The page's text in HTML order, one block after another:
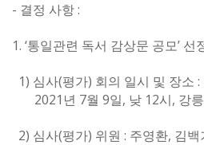
- 결정 사항 :
1. ‘통일관련 독서 감상문 공모’ 선
1) 심사(평가) 회의 일시 및 장소 :
2021 년 7월 9일, 낮 12시 , 강
2) 심사(평가) 위원 : 주영환, 김백